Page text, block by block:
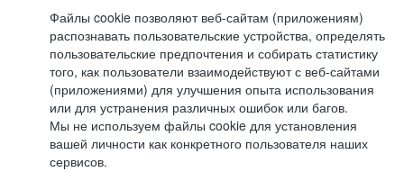
Файлы cookie позволяют веб-сайтам (приложениям)
распознавать пользовательские устройства, определять
пользовательские предпочтения и собирать статистику
того, как пользователи взаимодействуют с веб-сайтами
(приложениями) для улучшения опыта использования
или для устранения различных ошибок или багов.
Мы не используем файлы cookie для установления
вашей личности как конкретного пользователя наших
сервисов.